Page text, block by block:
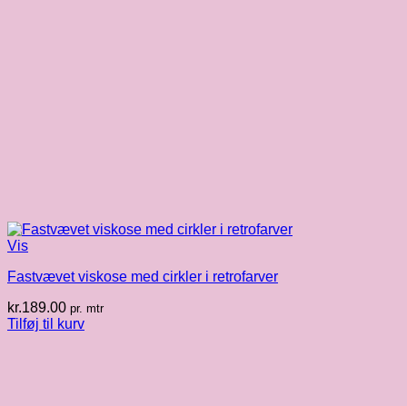
Vis
Fastvævet viskose med cirkler i retrofarver
kr.189.00 pr. mtr
Tilføj til kurv